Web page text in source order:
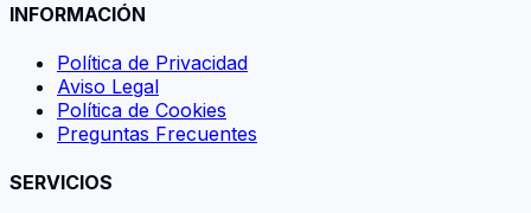
INFORMACIÓN
Política de Privacidad
Aviso Legal
Política de Cookies
Preguntas Frecuentes
SERVICIOS